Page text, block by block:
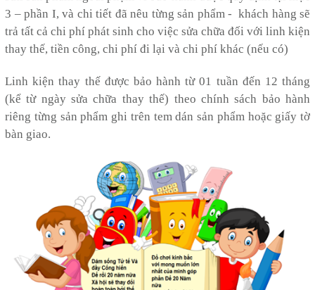
3 – phần I, và chi tiết đã nêu từng sản phẩm - khách hàng sẽ
trả tất cả chi phí phát sinh cho việc sửa chữa đối với linh kiện
thay thế, tiền công, chi phí đi lại và chi phí khác (nếu có)
Linh kiện thay thế được bảo hành từ 01 tuần đến 12 tháng
(kể từ ngày sửa chữa thay thế) theo chính sách bảo hành
riêng từng sản phẩm ghi trên tem dán sản phẩm hoặc giấy tờ
bàn giao.